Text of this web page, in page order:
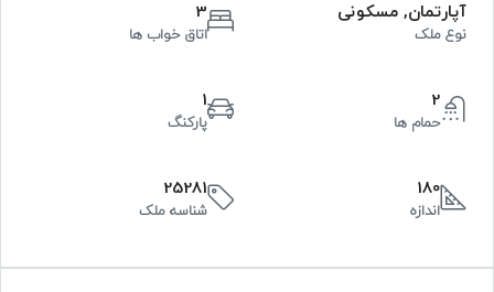
آپارتمان, مسکونی
نوع ملک
3
اتاق خواب ها
2
حمام ها
1
پارکنگ
180
اندازه
25281
شناسه ملک